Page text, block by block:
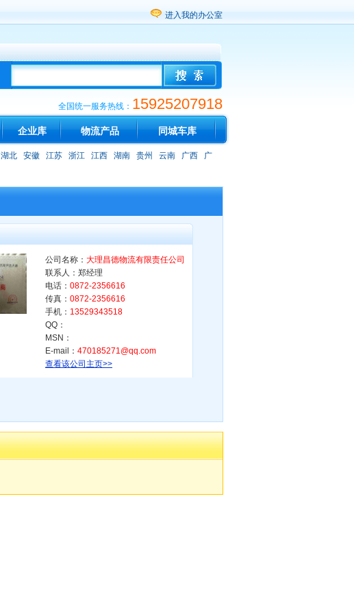
进入我的办公室
全国统一服务热线： 15925207918
企业库 物流产品 同城车库
湖北 安徽 江苏 浙江 江西 湖南 贵州 云南 广西
广
公司名称： 大理昌德物流有限责任公司
联系人：郑经理
电话： 0872-2356616
传真： 0872-2356616
手机： 13529343518
QQ：
MSN：
E-mail： 470185271@qq.com
查看该公司主页>>